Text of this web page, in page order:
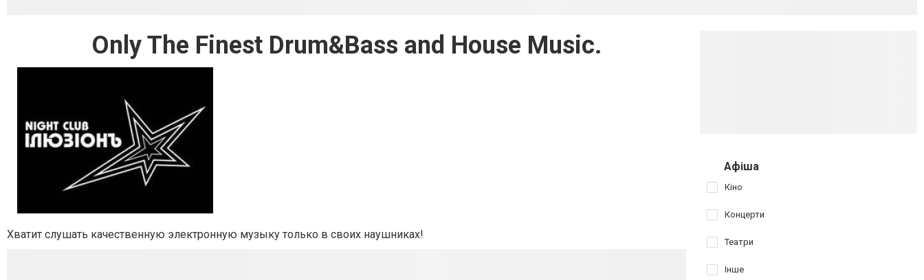
Only The Finest Drum&Bass and House Music.
Хватит слушать качественную электронную музыку только в своих наушниках!
Афіша
Кіно
Концерти
Театри
Інше